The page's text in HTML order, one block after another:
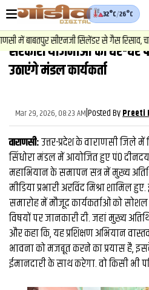
32°C/26°C
बाबतपुर सीएनजी सिलेंडर से गैस रिसाव, चालक
वीडियोज़
वाराणसी न्यूज़
राजनीति
फिल्मी
साहित्य
संस्कृति
ख़ान पान और जीवनशैली
अंतरराष्ट्रीय
फैक्ट चेक
सरकारी योजनाओं को घर-घर
उठाएंगे मंडल कार्यकर्ता
Mar 29, 2026, 08:23 AM|Posted ByPreeti
वाराणसी:उत्तर-प्रदेश के वाराणसी जिले
सिंधोरा मंडल में आयोजित हुए पं0
महाभियान के समापन सत्र में मुख्य
मीडिया प्रभारी अरविंद मिश्रा शामिल
समारोह में मौजूद कार्यकर्ताओं को
विषयों पर जानकारी दी. जहां मुख्य
और कहा कि, यह प्रशिक्षण अभियान
भावना को मजबूत करने का प्रयास है,
ईमानदारी के साथ करेगा. वो किसी भी